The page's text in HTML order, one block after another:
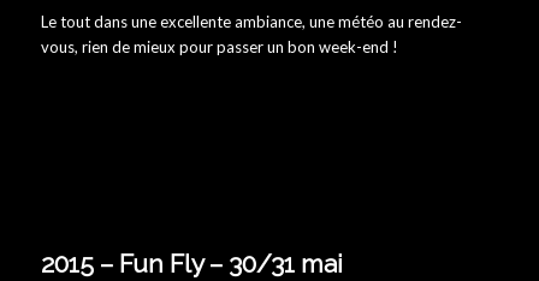
Le tout dans une excellente ambiance, une météo au rendez-
vous, rien de mieux pour passer un bon week-end !
2015 – Fun Fly – 30/31 mai